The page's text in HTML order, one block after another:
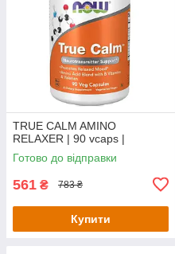
TRUE CALM AMINO
RELAXER | 90 vcaps |
Готово до відправки
561 ₴ 783 ₴
Купити